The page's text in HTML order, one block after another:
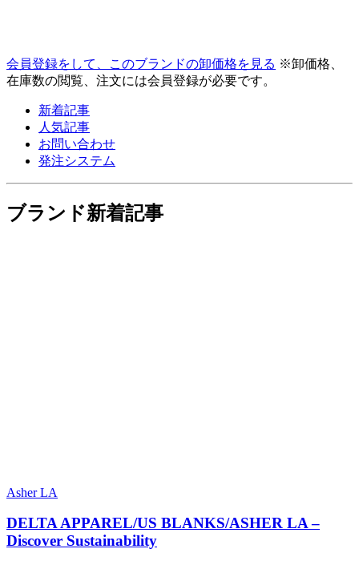
会員登録をして、このブランドの卸価格を見る ※卸価格、
在庫数の閲覧、注文には会員登録が必要です。
新着記事
人気記事
お問い合わせ
発注システム
ブランド新着記事
Asher LA
DELTA APPAREL/US BLANKS/ASHER LA –
Discover Sustainability